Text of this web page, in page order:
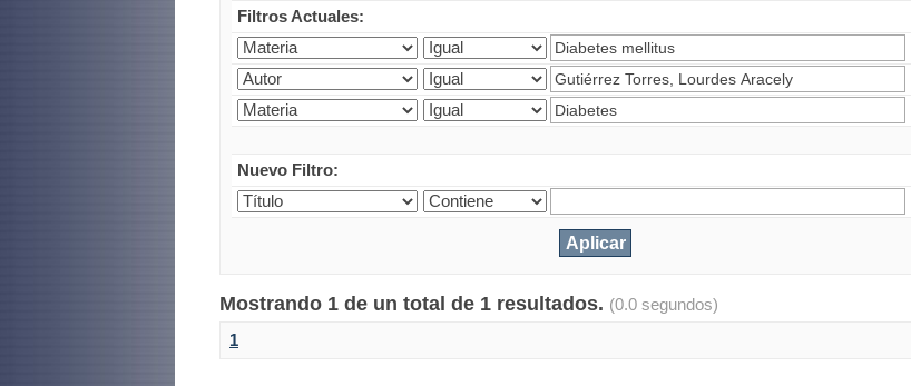
Filtros Actuales:
Nuevo Filtro:
Mostrando 1 de un total de 1 resultados. (0.0 segundos)
1